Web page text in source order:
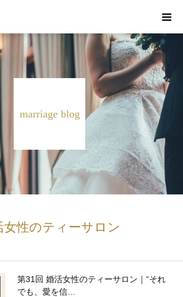
marriage blog
女性のティーサロン
第31回 婚活女性のティーサロン｜“それ
でも、愛を信…
予約